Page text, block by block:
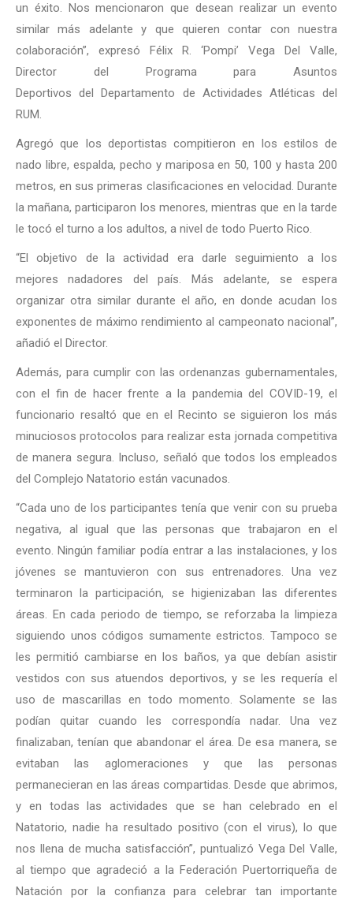
un éxito. Nos mencionaron que desean realizar un evento
similar más adelante y que quieren contar con nuestra
colaboración”, expresó Félix R. ‘Pompi’ Vega Del Valle,
Director del Programa para Asuntos
Deportivos del Departamento de Actividades Atléticas del
RUM.
Agregó que los deportistas compitieron en los estilos de
nado libre, espalda, pecho y mariposa en 50, 100 y hasta 200
metros, en sus primeras clasificaciones en velocidad. Durante
la mañana, participaron los menores, mientras que en la tarde
le tocó el turno a los adultos, a nivel de todo Puerto Rico.
“El objetivo de la actividad era darle seguimiento a los
mejores nadadores del país. Más adelante, se espera
organizar otra similar durante el año, en donde acudan los
exponentes de máximo rendimiento al campeonato nacional”,
añadió el Director.
Además, para cumplir con las ordenanzas gubernamentales,
con el fin de hacer frente a la pandemia del COVID-19, el
funcionario resaltó que en el Recinto se siguieron los más
minuciosos protocolos para realizar esta jornada competitiva
de manera segura. Incluso, señaló que todos los empleados
del Complejo Natatorio están vacunados.
“Cada uno de los participantes tenía que venir con su prueba
negativa, al igual que las personas que trabajaron en el
evento. Ningún familiar podía entrar a las instalaciones, y los
jóvenes se mantuvieron con sus entrenadores. Una vez
terminaron la participación, se higienizaban las diferentes
áreas. En cada periodo de tiempo, se reforzaba la limpieza
siguiendo unos códigos sumamente estrictos. Tampoco se
les permitió cambiarse en los baños, ya que debían asistir
vestidos con sus atuendos deportivos, y se les requería el
uso de mascarillas en todo momento. Solamente se las
podían quitar cuando les correspondía nadar. Una vez
finalizaban, tenían que abandonar el área. De esa manera, se
evitaban las aglomeraciones y que las personas
permanecieran en las áreas compartidas. Desde que abrimos,
y en todas las actividades que se han celebrado en el
Natatorio, nadie ha resultado positivo (con el virus), lo que
nos llena de mucha satisfacción”, puntualizó Vega Del Valle,
al tiempo que agradeció a la Federación Puertorriqueña de
Natación por la confianza para celebrar tan importante